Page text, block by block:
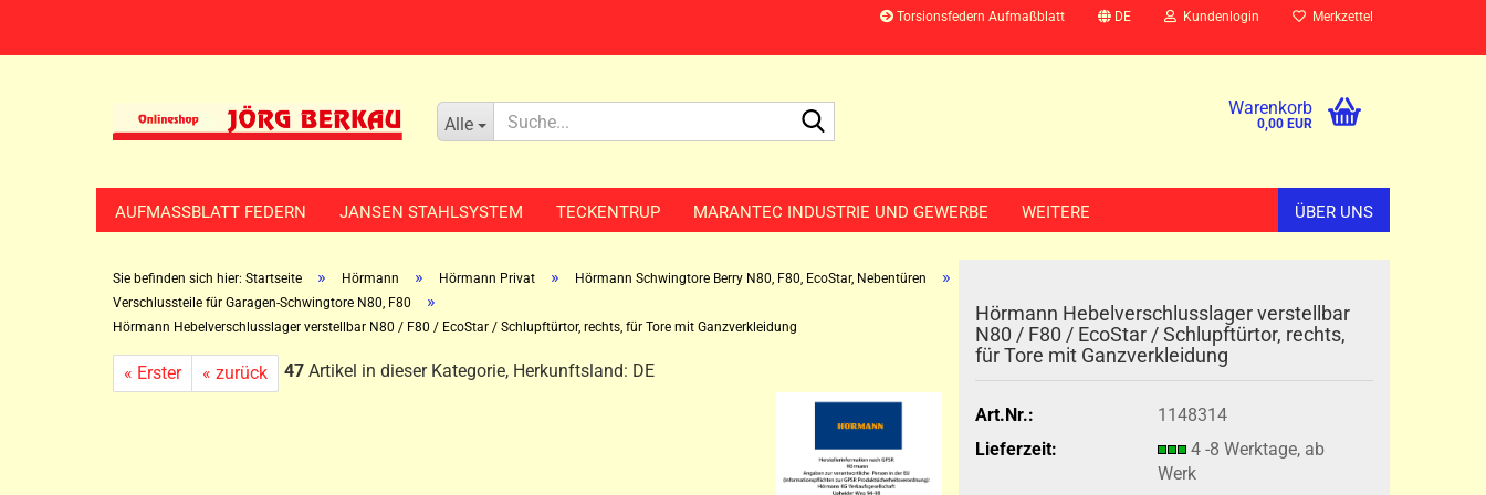
Torsionsfedern Aufmaßblatt DE Kundenlogin Merkzettel
Alle
Warenkorb
0,00 EUR
AUFMASSBLATT FEDERN JANSEN STAHLSYSTEM TECKENTRUP MARANTEC INDUSTRIE UND GEWERBE ÜBER UNS
WEITERE
Sie befinden sich hier: Startseite » Hörmann » Hörmann Privat » Hörmann Schwingtore Berry N80, F80, EcoStar, Nebentüren »
Verschlussteile für Garagen-Schwingtore N80, F80 »
Hörmann Hebelverschlusslager verstellbar N80 / F80 / EcoStar / Schlupftürtor, rechts, für Tore mit Ganzverkleidung
« Erster « zurück 47 Artikel in dieser Kategorie, Herkunftsland: DE
Hörmann Hebelverschlusslager verstellbar
N80 / F80 / EcoStar / Schlupftürtor, rechts,
für Tore mit Ganzverkleidung
Art.Nr.:
1148314
Lieferzeit:
4 -8 Werktage, ab
Werk